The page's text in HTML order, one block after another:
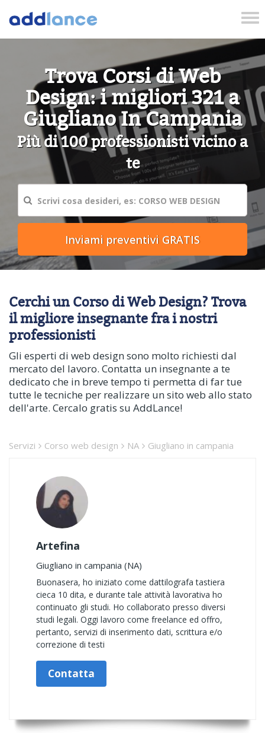
Trova Corsi di Web
Design: i migliori 321 a
Giugliano In Campania
Più di 100 professionisti vicino a
te
Cerchi un Corso di Web Design? Trova
il migliore insegnante fra i nostri
professionisti
Gli esperti di web design sono molto richiesti dal
mercato del lavoro. Contatta un insegnante a te
dedicato che in breve tempo ti permetta di far tue
tutte le tecniche per realizzare un sito web allo stato
dell'arte. Cercalo gratis su AddLance!
Servizi Corso web design NA Giugliano in campania
Artefina
Giugliano in campania (NA)
Buonasera, ho iniziato come dattilografa tastiera
cieca 10 dita, e durante tale attività lavorativa ho
continuato gli studi. Ho collaborato presso diversi
studi legali. Oggi lavoro come freelance ed offro,
pertanto, servizi di inserimento dati, scrittura e/o
correzione di testi
Contatta